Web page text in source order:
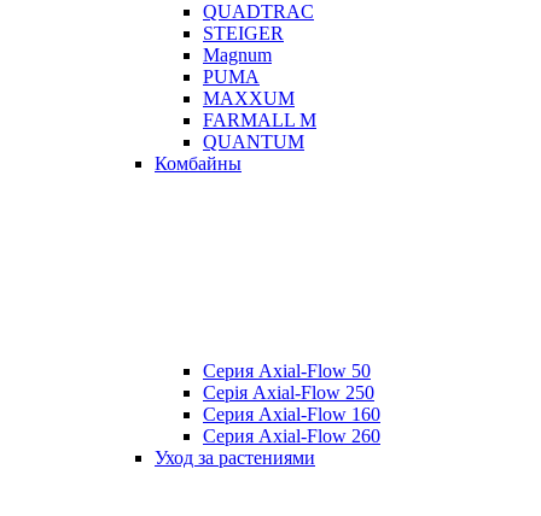
QUADTRAC
STEIGER
Magnum
PUMA
MAXXUM
FARMALL M
QUANTUM
Комбайны
Серия Axial-Flow 50
Серія Axial-Flow 250
Серия Axial-Flow 160
Серия Axial-Flow 260
Уход за растениями